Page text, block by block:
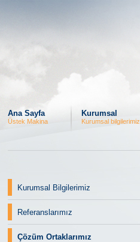
Kurumsal
Kurumsal bilgilerimiz
Ana Sayfa
Üstek Makina
Kurumsal Bilgilerimiz
Referanslarımız
Çözüm Ortaklarımız